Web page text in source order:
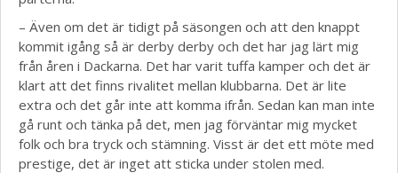
– Även om det är tidigt på säsongen och att den knappt
kommit igång så är derby derby och det har jag lärt mig
från åren i Dackarna. Det har varit tuffa kamper och det är
klart att det finns rivalitet mellan klubbarna. Det är lite
extra och det går inte att komma ifrån. Sedan kan man inte
gå runt och tänka på det, men jag förväntar mig mycket
folk och bra tryck och stämning. Visst är det ett möte med
prestige, det är inget att sticka under stolen med.